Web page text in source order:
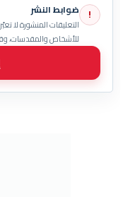
! ضوابط النشر
التعليقات المنشورة لا
للأشخاص والمقدسات،